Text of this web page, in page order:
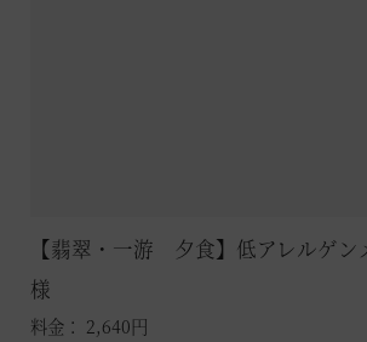
【翡翠・一游 夕食】低アレルゲ
様
料金： 2,640円